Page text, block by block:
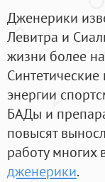
Дженерики
Левитра и
жизни более
энергии
БАДы и
повысят
работу многих
дженерики.